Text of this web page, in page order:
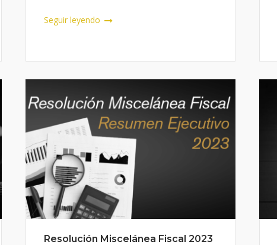
Seguir leyendo
Resolución Miscelánea Fiscal 2023